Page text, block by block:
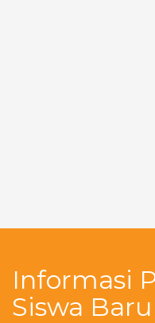
Informasi
Siswa Baru